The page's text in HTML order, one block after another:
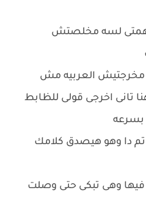
مهمتى لسه مخلصتش
مخرجتيش العربيه مش
تانى اخرجى قولى للظابط
بسرعه
دا وهو هيصدق كلامك
وهى تبكى حتى وصلت